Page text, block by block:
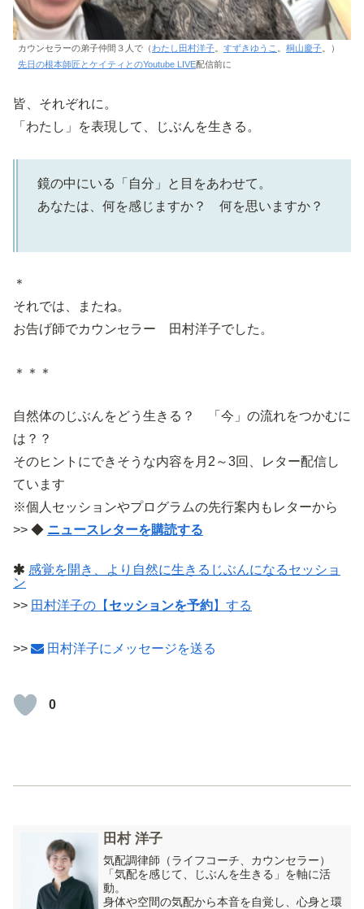
カウンセラーの弟子仲間３人で（ わたし田村洋子 すずきゆうこ 桐山慶子 。）
先日の根本師匠とケイティとのYoutube LIVE配信前に
皆、それぞれに。
「わたし」を表現して、じぶんを生きる。
鏡の中にいる「自分」と目をあわせて。
あなたは、何を感じますか？ 何を思いますか？
＊
それでは、またね。
お告げ師でカウンセラー 田村洋子でした。
＊＊＊
自然体のじぶんをどう生きる？ 「今」の流れをつかむに
は？？
そのヒントにできそうな内容を月2～3回、レター配信し
ています
※個人セッションやプログラムの先行案内もレターから
>> ◆ ニュースレターを購読する
感覚を開き、より自然に生きるじぶんになるセッショ
ン
>> 田村洋子の【 セッションを予約】する
>> 田村洋子にメッセージを送る
0
田村 洋子
気配調律師（ライフコーチ、カウンセラー）
「気配を感じて、じぶんを生きる」を軸に活
動。
身体や空間の気配から本音を自覚し、心身と環